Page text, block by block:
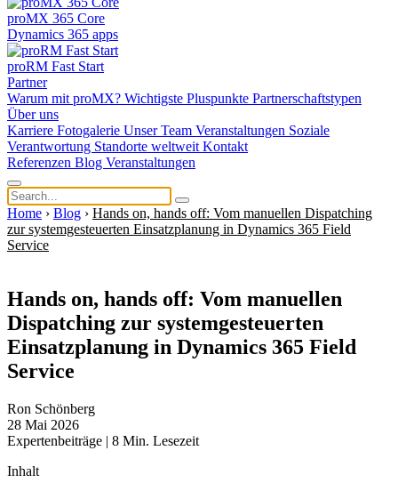
proMX 365 Core
Dynamics 365 apps
proRM Fast Start
Partner
Warum mit proMX? Wichtigste Pluspunkte Partnerschaftstypen
Über uns
Karriere Fotogalerie Unser Team Veranstaltungen Soziale
Verantwortung Standorte weltweit Kontakt
Referenzen Blog Veranstaltungen
Home › Blog › Hands on, hands off: Vom manuellen Dispatching
zur systemgesteuerten Einsatzplanung in Dynamics 365 Field
Service
Hands on, hands off: Vom manuellen
Dispatching zur systemgesteuerten
Einsatzplanung in Dynamics 365 Field
Service
Ron Schönberg
28 Mai 2026
Expertenbeiträge | 8 Min. Lesezeit
Inhalt